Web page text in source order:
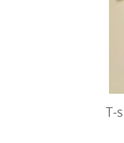
T-